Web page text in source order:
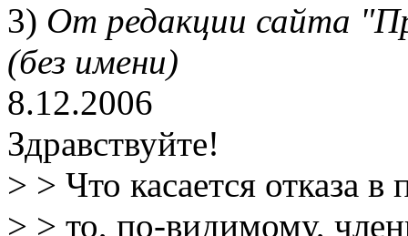
3) От редакции сайта
(без имени)
8.12.2006
Здравствуйте!
> > Что касается отказа
> > то, по-видимому,